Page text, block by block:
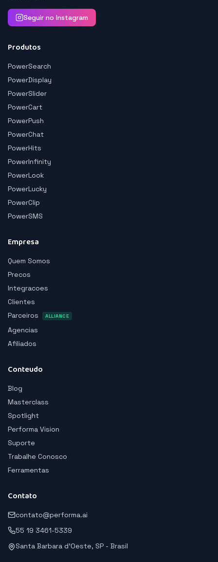
Seguir no Instagram
Produtos
PowerSearch
PowerDisplay
PowerSlider
PowerCart
PowerPush
PowerChat
PowerHits
PowerInfinity
PowerLook
PowerLucky
PowerClip
PowerSMS
Empresa
Quem Somos
Precos
Integracoes
Clientes
Parceiros
ALLIANCE
Agencias
Afiliados
Conteudo
Blog
Masterclass
Spotlight
Performa Vision
Suporte
Trabalhe Conosco
Ferramentas
Contato
contato@performa.ai
55 19 3461-5339
Santa Barbara d'Oeste, SP - Brasil